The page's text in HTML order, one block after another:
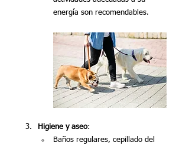
energía son recomendables.
Higiene y aseo:
Baños regulares, cepillado del